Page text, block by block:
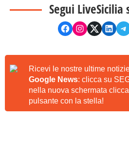
Segui LiveSicilia
Ricevi le nostre ultime
Google News: clicca su
nella nuova schermata clicca
pulsante con la stella!